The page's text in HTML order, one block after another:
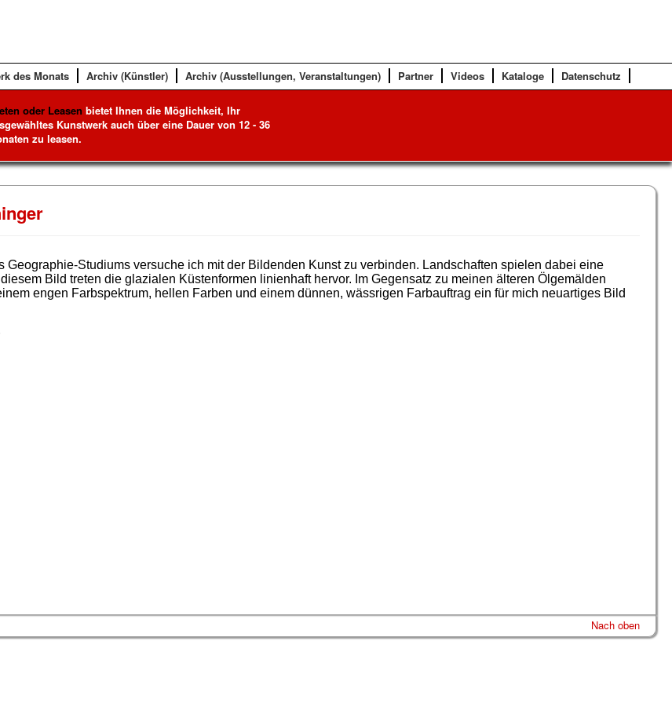
des Monats Archiv (Künstler) Archiv (Ausstellungen, Veranstaltungen) Partner Videos Kataloge Datenschutz
oder Leasen bietet Ihnen die Möglichkeit, Ihr
Kunstwerk auch über eine Dauer von 12 - 36
zu leasen.
Geographie-Studiums versuche ich mit der Bildenden Kunst zu verbinden. Landschaften spielen dabei eine
Bild treten die glazialen Küstenformen linienhaft hervor. Im Gegensatz zu meinen älteren Ölgemälden
engen Farbspektrum, hellen Farben und einem dünnen, wässrigen Farbauftrag ein für mich neuartiges Bild
Nach oben